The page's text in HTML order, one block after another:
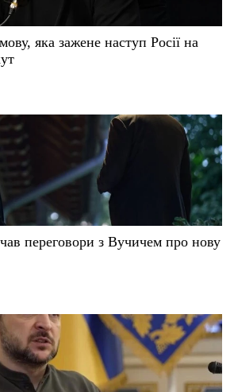
яка зажене наступ Росії на
переговори з Вучичем про нову